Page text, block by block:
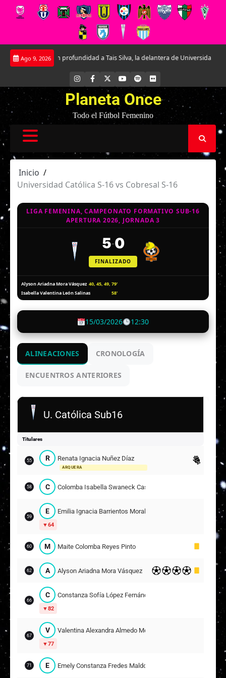
Saltar
Ago 9, 2026
en profundidad a Tais Silva, la delantera de Universidad Católica.
INSTAGRAM
FACEBOOK YOUTUBE
SPOTIFYFLICKR
Planeta Once
Todo el Fútbol Femenino
Inicio
Universidad Católica S-16 vs Cobresal S-16
LIGA FEMENINA, CAMPEONATO FORMATIVO SUB-16
APERTURA 2026, JORNADA 3
5-0
FINALIZADO
Alyson Ariadna Mora Vásquez 40, 45, 49, 79'
Isabella Valentina León Salinas
58'
15/03/2026 12:30
ALINEACIONES CRONOLOGÍA
ENCUENTROS ANTERIORES
U. Católica Sub16
Titulares
55 R Renata Ignacia Nuñez Díaz
ARQUERA
58 C Colomba Isabella Swaneck Castro
59
E Emilia Ignacia Barrientos Morales
64
60 M Maite Colomba Reyes Pinto
62 A Alyson Ariadna Mora Vásquez
66
C Constanza Sofía López Fernández
82
67
V Valentina Alexandra Almedo Morillo
77
71 E Emely Constanza Fredes Maldonado